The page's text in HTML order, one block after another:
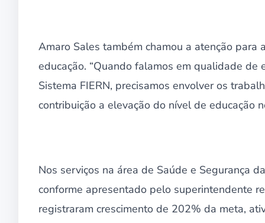
Amaro Sales também chamou a atenção
educação. “Quando falamos em qualidade
Sistema FIERN, precisamos envolver os
contribuição a elevação do nível de educação
Nos serviços na área de Saúde e Segurança
conforme apresentado pelo superintendente
registraram crescimento de 202% da meta,